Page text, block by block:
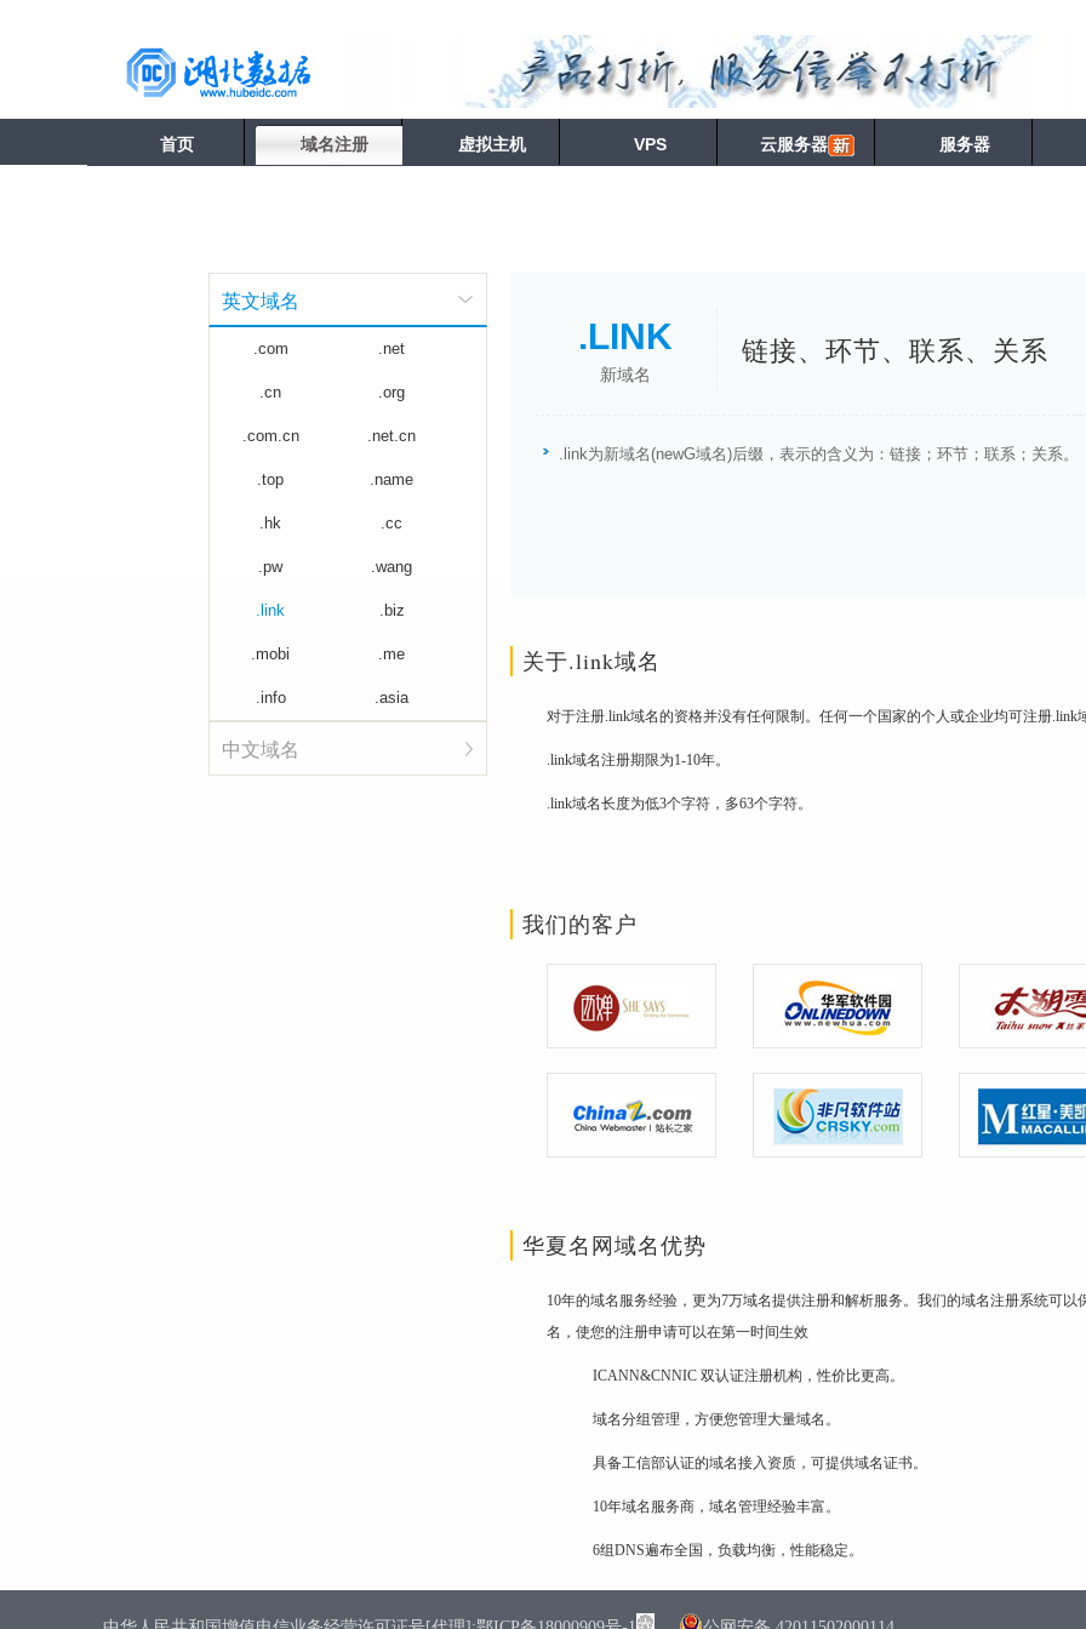
首页 域名注册 虚拟主机 VPS 云服务器 服务器
英文域名
.com .net
.cn .org
.com.cn .net.cn
.top .name
.hk .cc
.pw .wang
.link .biz
.mobi .me
.info .asia
中文域名
.LINK
新域名
链接、环节、联系、关系
.link为新域名(newG域名)后缀，表示的含义为：链接；环节；联系；关系。
关于.link域名
对于注册.link域名的资格并没有任何限制。任何一个国家的个人或企业均可注册.link
.link域名注册期限为1-10年。
.link域名长度为低3个字符，多63个字符。
我们的客户
华夏名网域名优势
10年的域名服务经验，更为7万域名提供注册和解析服务。我们的域名注册系统可
名，使您的注册申请可以在第一时间生效
ICANN&CNNIC 双认证注册机构，性价比更高。
域名分组管理，方便您管理大量域名。
具备工信部认证的域名接入资质，可提供域名证书。
10年域名服务商，域名管理经验丰富。
6组DNS遍布全国，负载均衡，性能稳定。